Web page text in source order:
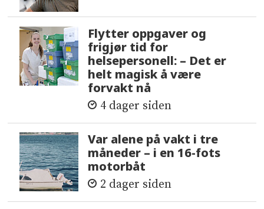
Flytter oppgaver og
frigjør tid for
helsepersonell: – Det er
helt magisk å være
forvakt nå
4 dager siden
Var alene på vakt i tre
måneder – i en 16-fots
motorbåt
2 dager siden